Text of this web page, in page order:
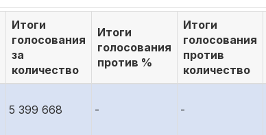
Итоги
голосования
за
количество
Итоги
голосования
против %
Итоги
голосования
против
количество
5 399 668 - -